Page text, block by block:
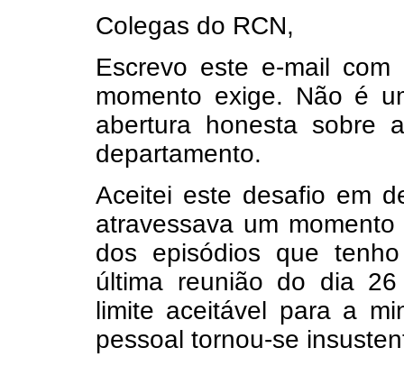
Colegas do RCN,
Escrevo este e-mail
momento exige. Não é
abertura honesta sobre
departamento.
Aceitei este desafio em
atravessava um
dos episódios que
última reunião do dia
limite aceitável para a
pessoal tornou-se